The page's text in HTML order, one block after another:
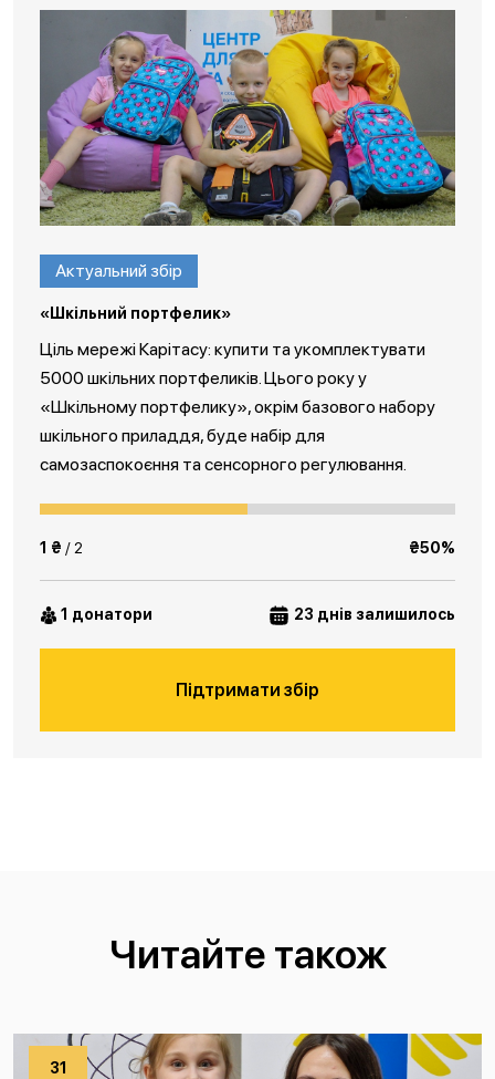
Актуальний збір
«Шкільний портфелик»
Ціль мережі Карітасу: купити та укомплектувати
5000 шкільних портфеликів. Цього року у
«Шкільному портфелику», окрім базового набору
шкільного приладдя, буде набір для
самозаспокоєння та сенсорного регулювання.
1 ₴ / 2 ₴50%
1 донатори 23 днів залишилось
Підтримати збір
Читайте також
31